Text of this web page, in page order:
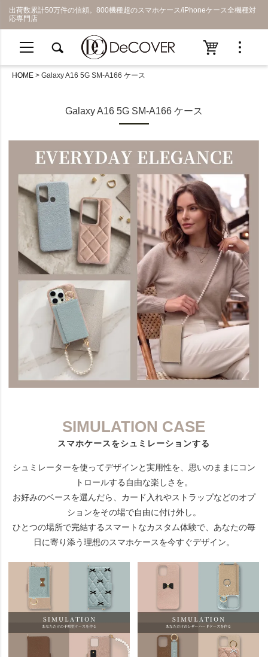
出荷数累計50万件の信頼。800機種超のスマホケース/iPhoneケース全機種対
応専門店
HOME Galaxy A16 5G SM-A166 ケース
Galaxy A16 5G SM-A166 ケース